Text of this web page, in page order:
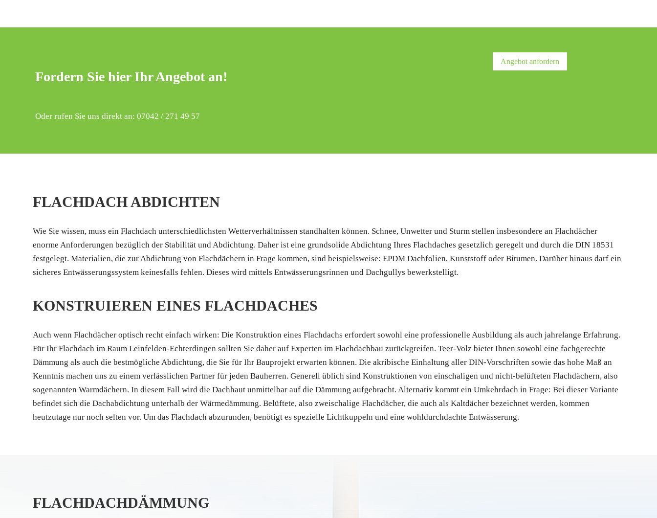
Fordern Sie hier Ihr Angebot an!
Oder rufen Sie uns direkt an: 07042 / 271 49 57
Angebot anfordern
FLACHDACH ABDICHTEN
Wie Sie wissen, muss ein Flachdach unterschiedlichsten Wetterverhältnissen standhalten können. Schnee, Unwetter und Sturm stellen insbesondere an Flachdächer
enorme Anforderungen bezüglich der Stabilität und Abdichtung. Daher ist eine grundsolide Abdichtung Ihres Flachdaches gesetzlich geregelt und durch die DIN 18531
festgelegt. Materialien, die zur Abdichtung von Flachdächern in Frage kommen, sind beispielsweise: EPDM Dachfolien, Kunststoff oder Bitumen. Darüber hinaus darf ein
sicheres Entwässerungssystem keinesfalls fehlen. Dieses wird mittels Entwässerungsrinnen und Dachgullys bewerkstelligt.
KONSTRUIEREN EINES FLACHDACHES
Auch wenn Flachdächer optisch recht einfach wirken: Die Konstruktion eines Flachdachs erfordert sowohl eine professionelle Ausbildung als auch jahrelange Erfahrung.
Für Ihr Flachdach im Raum Leinfelden-Echterdingen sollten Sie daher auf Experten im Flachdachbau zurückgreifen. Teer-Volz bietet Ihnen sowohl eine fachgerechte
Dämmung als auch die bestmögliche Abdichtung, die Sie für Ihr Bauprojekt erwarten können. Die akribische Einhaltung aller DIN-Vorschriften sowie das hohe Maß an
Kenntnis machen uns zu einem verlässlichen Partner für jeden Bauherren. Generell üblich sind Konstruktionen von einschaligen und nicht-belüfteten Flachdächern, also
sogenannten Warmdächern. In diesem Fall wird die Dachhaut unmittelbar auf die Dämmung aufgebracht. Alternativ kommt ein Umkehrdach in Frage: Bei dieser Variante
befindet sich die Dachabdichtung unterhalb der Wärmedämmung. Belüftete, also zweischalige Flachdächer, die auch als Kaltdächer bezeichnet werden, kommen
heutzutage nur noch selten vor. Um das Flachdach abzurunden, benötigt es spezielle Lichtkuppeln und eine wohldurchdachte Entwässerung.
FLACHDACHDÄMMUNG